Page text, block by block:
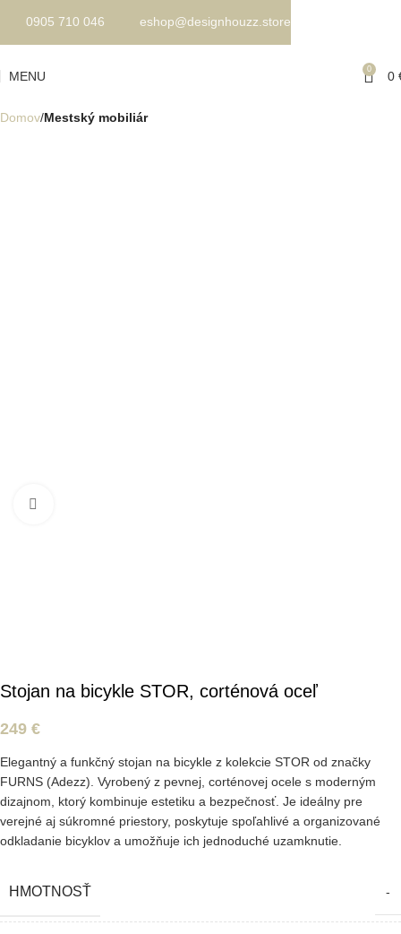
MENU 0 0
Domov Mestský mobiliár
Stojan na bicykle STOR, corténová oceľ
249 €
Elegantný a funkčný stojan na bicykle z kolekcie STOR od značky
FURNS (Adezz). Vyrobený z pevnej, corténovej ocele s moderným
dizajnom, ktorý kombinuje estetiku a bezpečnosť. Je ideálny pre
verejné aj súkromné priestory, poskytuje spoľahlivé a organizované
odkladanie bicyklov a umožňuje ich jednoduché uzamknutie.
HMOTNOSŤ -
0905 710 046 eshop@designhouzz.store